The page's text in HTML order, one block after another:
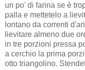
un po' di farina se è
palla e mettetelo a
lontano da correnti
lievitare almeno due
in tre porzioni pressa
a cerchio la prima
otto triangolino.